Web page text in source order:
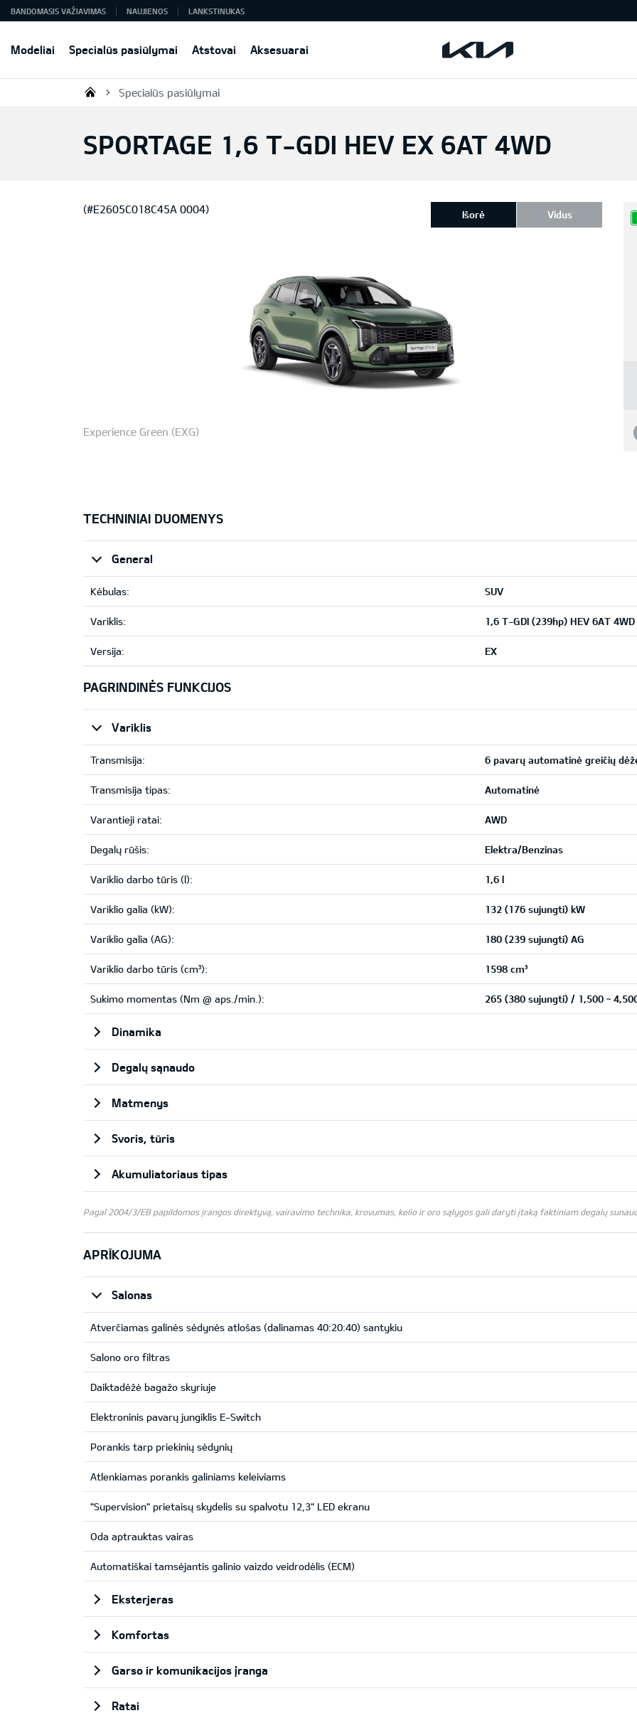
Modeliai Specialūs pasiūlymai Atstovai Aksesuarai
BANDOMASIS VAŽIAVIMAS NAUJIENOS LANKSTINUKAS
KIA AUTO AS
Specialūs pasiūlymai
SPORTAGE 1,6 T-GDI HEV EX 6AT 4WD
Išorė Vidus
(#E2605C018C45A 0004)
Experience Green (EXG)
TECHNINIAI DUOMENYS
General
Kėbulas: SUV
Variklis: 1,6 T-GDI (239hp) HEV 6AT 4WD
Versija: EX
PAGRINDINĖS FUNKCIJOS
Variklis
Transmisija: 6 pavarų automatinė greičių
Transmisija tipas: Automatinė
Varantieji ratai: AWD
Degalų rūšis: Elektra/Benzinas
Variklio darbo tūris (l): 1,6 l
Variklio galia (kW): 132 (176 sujungti) kW
Variklio galia (AG): 180 (239 sujungti) AG
Variklio darbo tūris (cm³): 1598 cm³
Sukimo momentas (Nm @ aps./min.): 265 (380 sujungti) / 1,500 ~
Dinamika
Degalų sąnaudo
Matmenys
Svoris, tūris
Akumuliatoriaus tipas
Pagal 2004/3/EB papildomos įrangos direktyvą, vairavimo technika, krovumas, kelio ir oro sąlygos gali daryti įtaką faktiniam degalų
APRĪKOJUMA
Salonas
Atverčiamas galinės sėdynės atlošas (dalinamas 40:20:40) santykiu
Salono oro filtras
Daiktadėžė bagažo skyriuje
Elektroninis pavarų jungiklis E-Switch
Porankis tarp priekinių sėdynių
Atlenkiamas porankis galiniams keleiviams
"Supervision" prietaisų skydelis su spalvotu 12,3" LED ekranu
Oda aptrauktas vairas
Automatiškai tamsėjantis galinio vaizdo veidrodėlis (ECM)
Eksterjeras
Komfortas
Garso ir komunikacijos įranga
Ratai